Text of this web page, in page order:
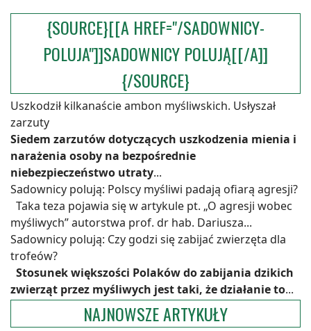
{SOURCE}[[A HREF="/SADOWNICY-
POLUJA"]]SADOWNICY POLUJĄ[[/A]]
{/SOURCE}
Uszkodził kilkanaście ambon myśliwskich. Usłyszał
zarzuty
Siedem zarzutów dotyczących uszkodzenia mienia i
narażenia osoby na bezpośrednie
niebezpieczeństwo utraty...
Sadownicy polują: Polscy myśliwi padają ofiarą agresji?
Taka teza pojawia się w artykule pt. „O agresji wobec
myśliwych” autorstwa prof. dr hab. Dariusza...
Sadownicy polują: Czy godzi się zabijać zwierzęta dla
trofeów?
Stosunek większości Polaków do zabijania dzikich
zwierząt przez myśliwych jest taki, że działanie to...
NAJNOWSZE ARTYKUŁY